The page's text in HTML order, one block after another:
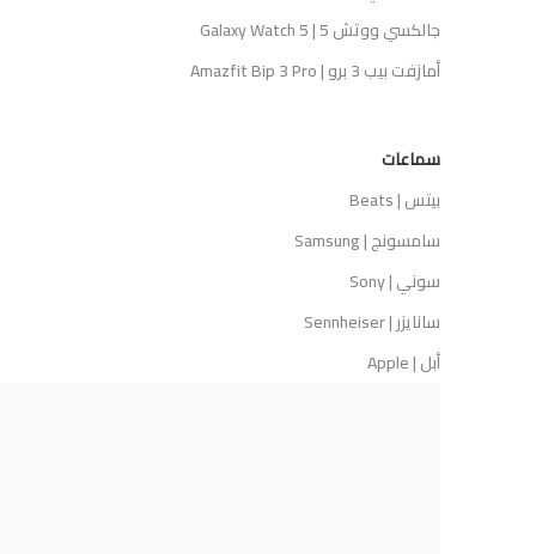
جالكسي ووتش 5 | Galaxy Watch 5
أمازفت بيب 3 برو | Amazfit Bip 3 Pro
سماعات
بيتس | Beats
سامسونج | Samsung
سوني | Sony
سانايزر | Sennheiser